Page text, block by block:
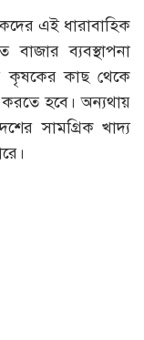
এই ধারাবাহিক
ব্যবস্থাপনা
কৃষকের কাছ থেকে
হবে। অন্যথায়
সামগ্রিক খাদ্য